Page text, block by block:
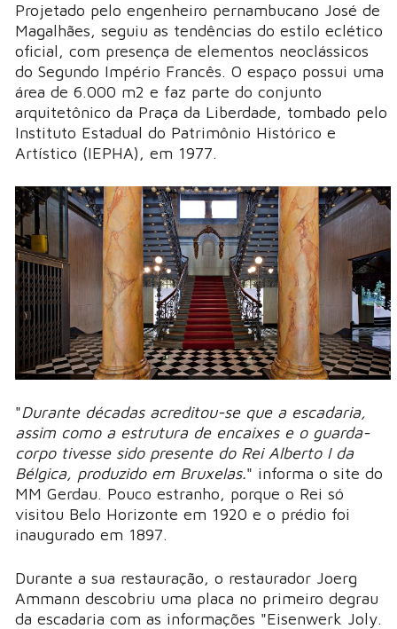
Projetado pelo engenheiro pernambucano José de
Magalhães, seguiu as tendências do estilo eclético
oficial, com presença de elementos neoclássicos
do Segundo Império Francês. O espaço possui uma
área de 6.000 m2 e faz parte do conjunto
arquitetônico da Praça da Liberdade, tombado pelo
Instituto Estadual do Patrimônio Histórico e
Artístico (IEPHA), em 1977.
"Durante décadas acreditou-se que a escadaria,
assim como a estrutura de encaixes e o guarda-
corpo tivesse sido presente do Rei Alberto I da
Bélgica, produzido em Bruxelas." informa o site do
MM Gerdau. Pouco estranho, porque o Rei só
visitou Belo Horizonte em 1920 e o prédio foi
inaugurado em 1897.
Durante a sua restauração, o restaurador Joerg
Ammann descobriu uma placa no primeiro degrau
da escadaria com as informações "Eisenwerk Joly.